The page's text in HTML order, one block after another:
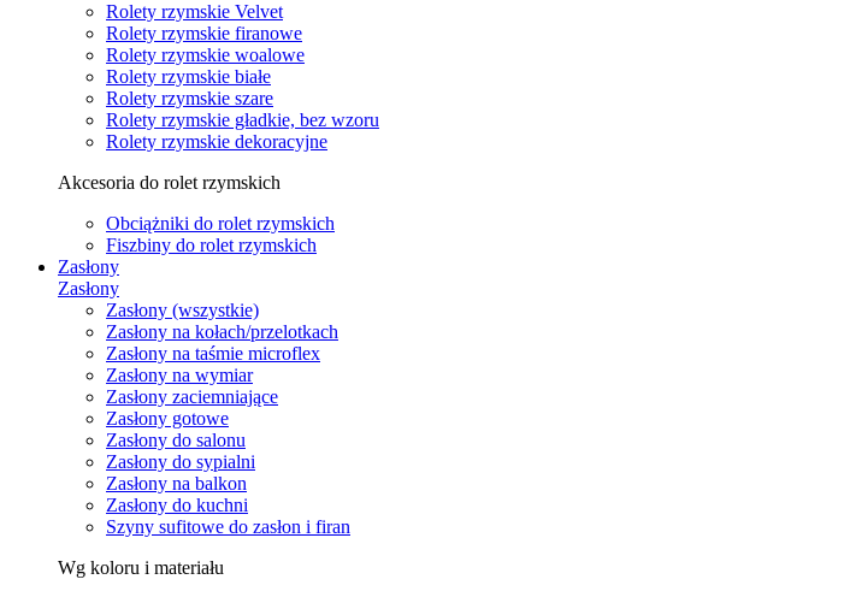
Rolety rzymskie Velvet
Rolety rzymskie firanowe
Rolety rzymskie woalowe
Rolety rzymskie białe
Rolety rzymskie szare
Rolety rzymskie gładkie, bez wzoru
Rolety rzymskie dekoracyjne
Akcesoria do rolet rzymskich
Obciążniki do rolet rzymskich
Fiszbiny do rolet rzymskich
Zasłony
Zasłony
Zasłony (wszystkie)
Zasłony na kołach/przelotkach
Zasłony na taśmie microflex
Zasłony na wymiar
Zasłony zaciemniające
Zasłony gotowe
Zasłony do salonu
Zasłony do sypialni
Zasłony na balkon
Zasłony do kuchni
Szyny sufitowe do zasłon i firan
Wg koloru i materiału